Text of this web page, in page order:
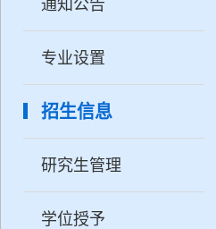
通知公告
专业设置
招生信息
研究生管理
学位授予